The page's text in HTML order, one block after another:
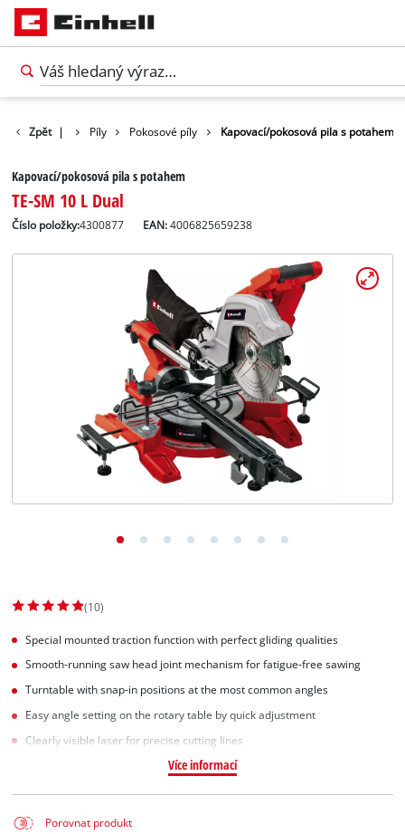
Slovenský
Zpět |
Náradie Píly Pokosové píly Kapovací/pokosová pila s potahem
Kapovací/pokosová pila s potahem
TE-SM 10 L Dual
Číslo položky:4300877 EAN:4006825659238
(10)
Special mounted traction function with perfect gliding qualities
Smooth-running saw head joint mechanism for fatigue-free sawing
Turntable with snap-in positions at the most common angles
Easy angle setting on the rotary table by quick adjustment
Clearly visible laser for precise cutting lines
Více informací
Porovnat produkt